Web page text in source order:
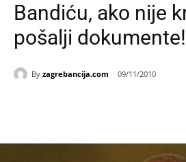
Bandiću, ako nije
pošalji dokumente!
By zagrebancija.com 09/11/2010